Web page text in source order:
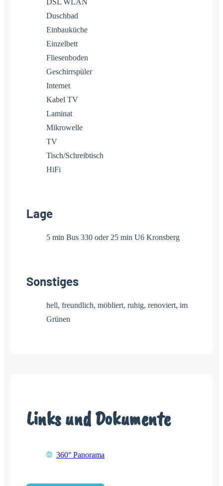
Duschbad
Einbauküche
Einzelbett
Fliesenboden
Geschirrspüler
Internet
Kabel TV
Laminat
Mikrowelle
TV
Tisch/Schreibtisch
HiFi
Lage
5 min Bus 330 oder 25 min U6 Kronsberg
Sonstiges
hell, freundlich, möbliert, ruhig, renoviert, im
Grünen
Links und Dokumente
360° Panorama